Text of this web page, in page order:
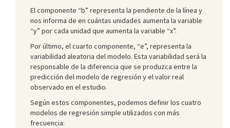
El componente “b” representa la pendiente de la línea y
nos informa de en cuántas unidades aumenta la variable
“y” por cada unidad que aumenta la variable “x”.
Por último, el cuarto componente, “e”, representa la
variabilidad aleatoria del modelo. Esta variabilidad será la
responsable de la diferencia que se produzca entre la
predicción del modelo de regresión y el valor real
observado en el estudio.
Según estos componentes, podemos definir los cuatro
modelos de regresión simple utilizados con más
frecuencia: